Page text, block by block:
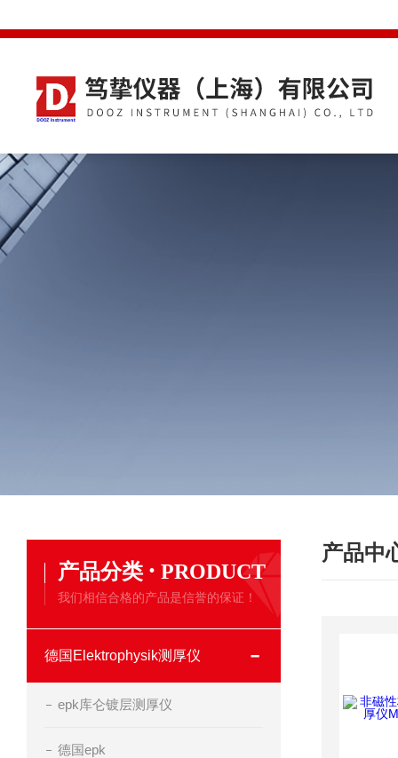
产品分类 · PRODUCT
我们相信合格的产品是信誉的保证！
德国Elektrophysik测厚仪
epk库仑镀层测厚仪
德国epk
产品中